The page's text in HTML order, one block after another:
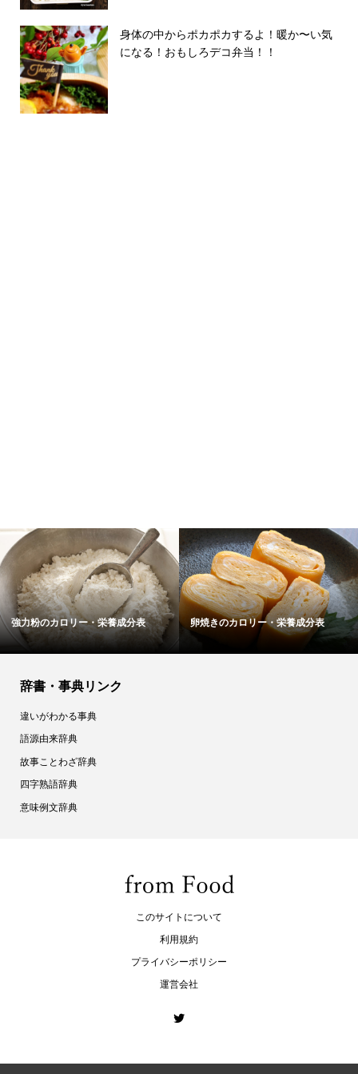
身体の中からポカポカするよ！暖か〜い気
になる！おもしろデコ弁当！！
強力粉のカロリー・栄養成分表 卵焼きのカロリー・栄養成分表
辞書・事典リンク
違いがわかる事典
語源由来辞典
故事ことわざ辞典
四字熟語辞典
意味例文辞典
このサイトについて
利用規約
プライバシーポリシー
運営会社